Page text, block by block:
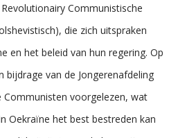
Communistische
die zich uitspraken
en het beleid van hun regering. Op
bijdrage van de Jongerenafdeling
Communisten voorgelezen, wat
Oekraïne het best bestreden kan